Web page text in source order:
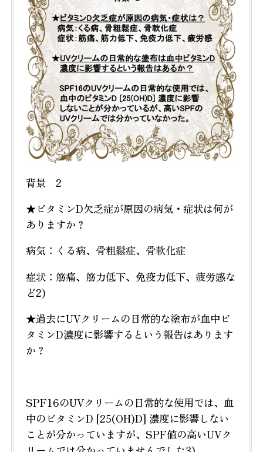
背景 2
★ビタミンD欠乏症が原因の病気・症状は何が
ありますか？
病気：くる病、骨粗鬆症、骨軟化症
症状：筋痛、筋力低下、免疫力低下、疲労感な
ど2)
★過去にUVクリームの日常的な塗布が血中ビ
タミンD濃度に影響するという報告はあります
か？
SPF16のUVクリームの日常的な使用では、血
中のビタミンD [25(OH)D] 濃度に影響しない
ことが分かっていますが、SPF値の高いUVク